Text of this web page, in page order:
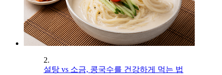
2.
설탕 vs 소금, 콩국수를 건강하게 먹는 법